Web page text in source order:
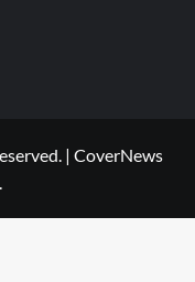
| CoverNews